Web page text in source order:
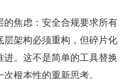
焦虑：安全合规要求所有
架构必须重构，但碎片化
。这不是简单的工具替换
根本性的重新思考。